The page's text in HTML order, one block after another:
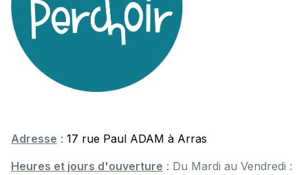
Adresse : 17 rue Paul ADAM à Arras
Heures et jours d'ouverture : Du Mardi au Vendredi :